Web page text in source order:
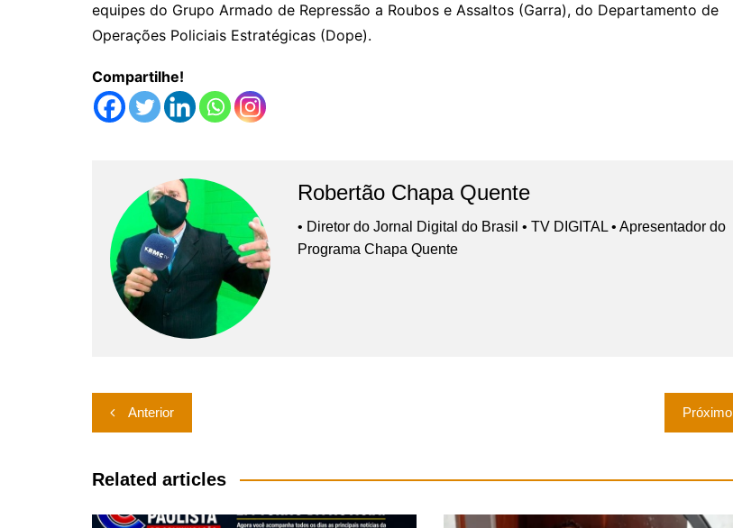
equipes do Grupo Armado de Repressão a Roubos e Assaltos (Garra), do Departamento de
Operações Policiais Estratégicas (Dope).
Compartilhe!
Robertão Chapa Quente
• Diretor do Jornal Digital do Brasil • TV DIGITAL • Apresentador do
Programa Chapa Quente
Navegação
de
Post
Anterior Próximo
Related articles